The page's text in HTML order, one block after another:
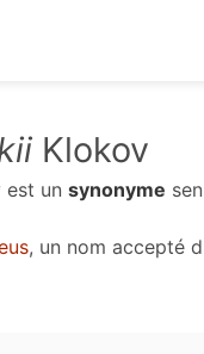
Klokov
est un synonyme
, un nom accepté